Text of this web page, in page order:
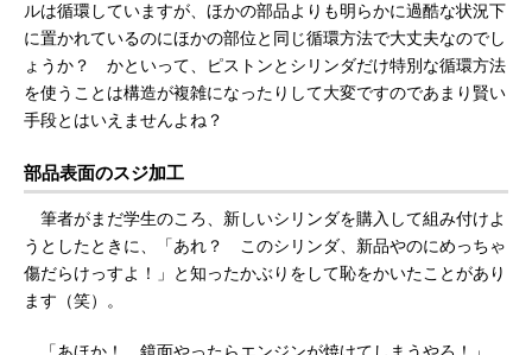
ルは循環していますが、ほかの部品よりも明らかに過酷な状況下
に置かれているのにほかの部位と同じ循環方法で大丈夫なのでし
ょうか？ かといって、ピストンとシリンダだけ特別な循環方法
を使うことは構造が複雑になったりして大変ですのであまり賢い
手段とはいえませんよね？
部品表面のスジ加工
筆者がまだ学生のころ、新しいシリンダを購入して組み付けよ
うとしたときに、「あれ？ このシリンダ、新品やのにめっちゃ
傷だらけっすよ！」と知ったかぶりをして恥をかいたことがあり
ます（笑）。